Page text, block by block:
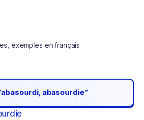
exemples en français
abasourdie“